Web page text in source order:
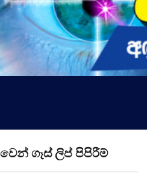
ගෑස් ලිප් පිපිරීම්